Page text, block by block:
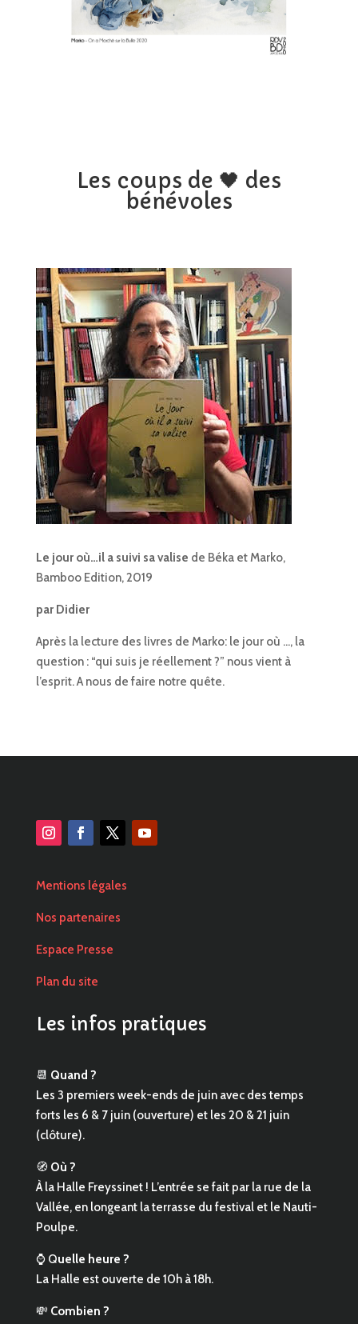
Les coups de 🖤 des
bénévoles
Le jour où…il a suivi sa valise de Béka et Marko,
Bamboo Edition, 2019
parDidier
Après la lecture des livres de Marko: le jour où …, la
question : “qui suis je réellement ?” nous vient à
l’esprit. A nous de faire notre quête.
Mentions légales
Nos partenaires
Espace Presse
Plan du site
Les infos pratiques
📆 Quand ?
Les 3 premiers week-ends de juin avec des temps
forts les 6 & 7 juin (ouverture) et les 20 & 21 juin
(clôture).
🧭 Où ?
À la Halle Freyssinet ! L’entrée se fait par la rue de la
Vallée, en longeant la terrasse du festival et le Nauti-
Poulpe.
⌚ Quelle heure ?
La Halle est ouverte de 10h à 18h.
💸 Combien ?